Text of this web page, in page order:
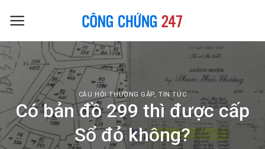
CÂU HỎI THƯỜNG GẶP,TIN TỨC
Có bản đồ 299 thì được cấp
Sổ đỏ không?